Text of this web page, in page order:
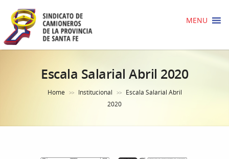
MENU
Escala Salarial Abril 2020
Home >> Institucional >>
Escala Salarial Abril
2020